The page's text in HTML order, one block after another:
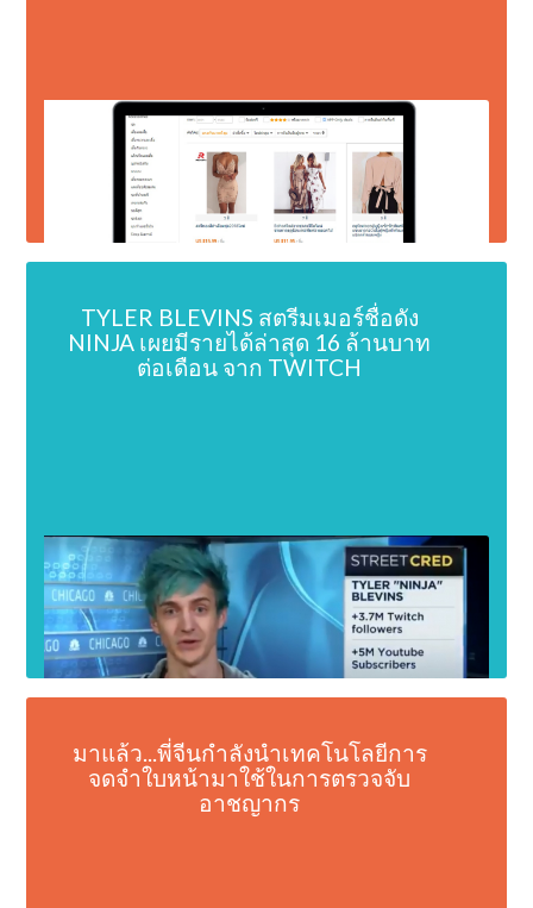
TYLER BLEVINS สตรีมเมอร์ชื่อดัง
NINJA เผยมีรายได้ล่าสุด 16 ล้านบาท
ต่อเดือน จาก TWITCH
มาแล้ว...พี่จีนกำลังนำเทคโนโลยีการ
จดจำใบหน้ามาใช้ในการตรวจจับ
อาชญากร